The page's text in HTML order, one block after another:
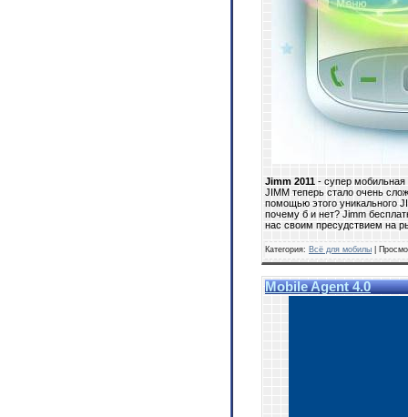
Jimm 2011 - супер мобильная
JIMM теперь стало очень
помощью этого уникального
почему б и нет? Jimm
нас своим пресудствием на
Категория: Всё для мобилы |
Mobile Agent 4.0